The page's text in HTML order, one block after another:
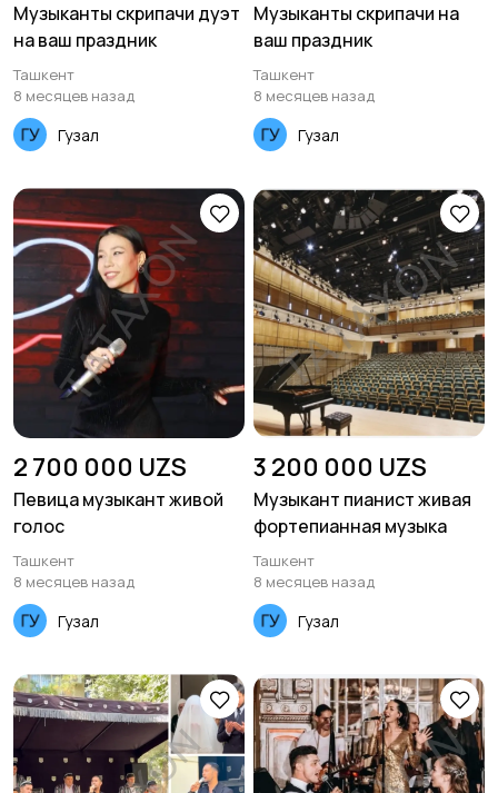
Музыканты скрипачи дуэт
на ваш праздник
Ташкент
8 месяцев назад
Гузал
Музыканты скрипачи на
ваш праздник
Ташкент
8 месяцев назад
Гузал
2 700 000 UZS
Певица музыкант живой
голос
Ташкент
8 месяцев назад
Гузал
3 200 000 UZS
Музыкант пианист живая
фортепианная музыка
Ташкент
8 месяцев назад
Гузал